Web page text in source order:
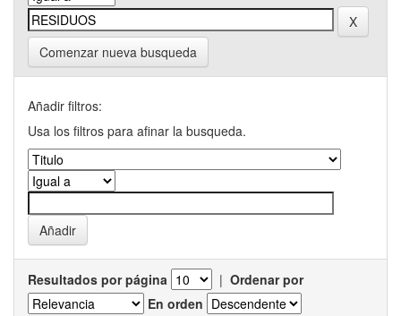
Comenzar nueva busqueda
Añadir filtros:
Usa los filtros para afinar la busqueda.
Resultados por página | Ordenar por
En orden